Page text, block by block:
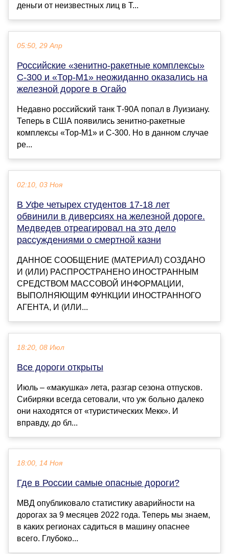
деньги от неизвестных лиц в T...
05:50, 29 Апр
Российские «зенитно-ракетные комплексы»
С-300 и «Тор-М1» неожиданно оказались на
железной дороге в Огайо
Недавно российский танк Т-90А попал в Луизиану.
Теперь в США появились зенитно-ракетные
комплексы «Тор-М1» и С-300. Но в данном случае
ре...
02:10, 03 Ноя
В Уфе четырех студентов 17-18 лет
обвинили в диверсиях на железной дороге.
Медведев отреагировал на это дело
рассуждениями о смертной казни
ДАННОЕ СООБЩЕНИЕ (МАТЕРИАЛ) СОЗДАНО
И (ИЛИ) РАСПРОСТРАНЕНО ИНОСТРАННЫМ
СРЕДСТВОМ МАССОВОЙ ИНФОРМАЦИИ,
ВЫПОЛНЯЮЩИМ ФУНКЦИИ ИНОСТРАННОГО
АГЕНТА, И (ИЛИ...
18:20, 08 Июл
Все дороги открыты
Июль – «макушка» лета, разгар сезона отпусков.
Сибиряки всегда сетовали, что уж больно далеко
они находятся от «туристических Мекк». И
вправду, до бл...
18:00, 14 Ноя
Где в России самые опасные дороги?
МВД опубликовало статистику аварийности на
дорогах за 9 месяцев 2022 года. Теперь мы знаем,
в каких регионах садиться в машину опаснее
всего. Глубоко...